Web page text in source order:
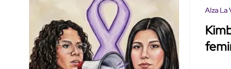
Alza La